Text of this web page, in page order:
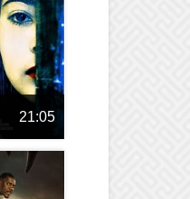
21:05